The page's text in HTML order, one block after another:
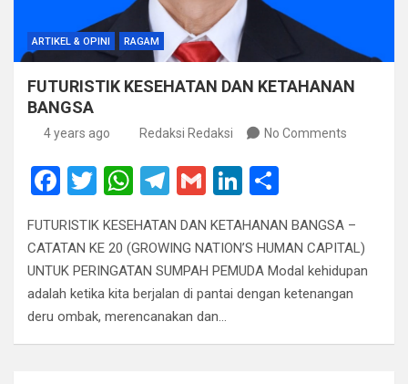
ARTIKEL & OPINI RAGAM
FUTURISTIK KESEHATAN DAN KETAHANAN
BANGSA
4 years ago Redaksi Redaksi No Comments
F
ce
b
o
o
k
T
tt
er
W
at
s
A
p
p
T
e
gr
a
m
G
ail
Li
ke
dI
n
ar
e
FUTURISTIK KESEHATAN DAN KETAHANAN BANGSA –
CATATAN KE 20 (GROWING NATION’S HUMAN CAPITAL)
UNTUK PERINGATAN SUMPAH PEMUDA Modal kehidupan
adalah ketika kita berjalan di pantai dengan ketenangan
deru ombak, merencanakan dan…